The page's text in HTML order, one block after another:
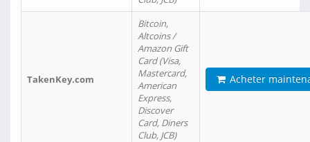
TakenKey.com
Bitcoin,
Altcoins /
Amazon Gift
Card (Visa,
Mastercard,
American
Express,
Discover
Card, Diners
Club, JCB)
Acheter